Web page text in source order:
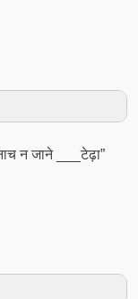
न जाने ___टेढ़ा”